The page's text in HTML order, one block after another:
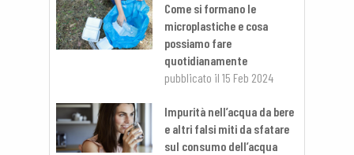
Come si formano le
microplastiche e cosa
possiamo fare
quotidianamente
pubblicato il 15 Feb 2024
Impurità nell’acqua da bere
e altri falsi miti da sfatare
sul consumo dell’acqua